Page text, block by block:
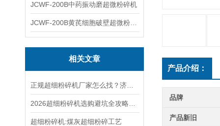
JCWF-200B中药振动磨超微粉碎机
相关文章
超细粉碎机:煤灰超细粉碎工艺
产品介绍：
品牌
产品新旧